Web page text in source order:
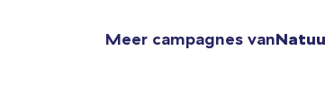
Meer campagnes van